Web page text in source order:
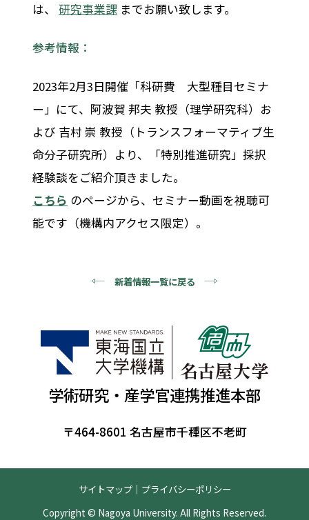
は、研究事業課 までお願い致します。
参考情報：
2023年2月3日開催「科研費 大型種目セミナ
ー」にて、阿波賀 邦夫 教授（理学研究科）お
よび 吉村 崇 教授（トランスフォーマティブ生
命分子研究所）より、「特別推進研究」採択
経験談をご紹介頂きました。
こちら のページから、セミナー動画を視聴可
能です（機構内アクセス限定）。
新着情報一覧に戻る
学術研究・産学官連携推進本部
〒464-8601 名古屋市千種区不老町
サイトマップ｜ プライバシーポリシー
Copyright © Nagoya University. All Rights Reserved.